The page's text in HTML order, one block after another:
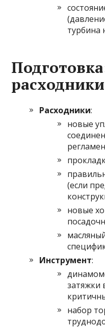
турбина
Расходники:
новые
(если
новые
Инструмент:
затяжки
набор